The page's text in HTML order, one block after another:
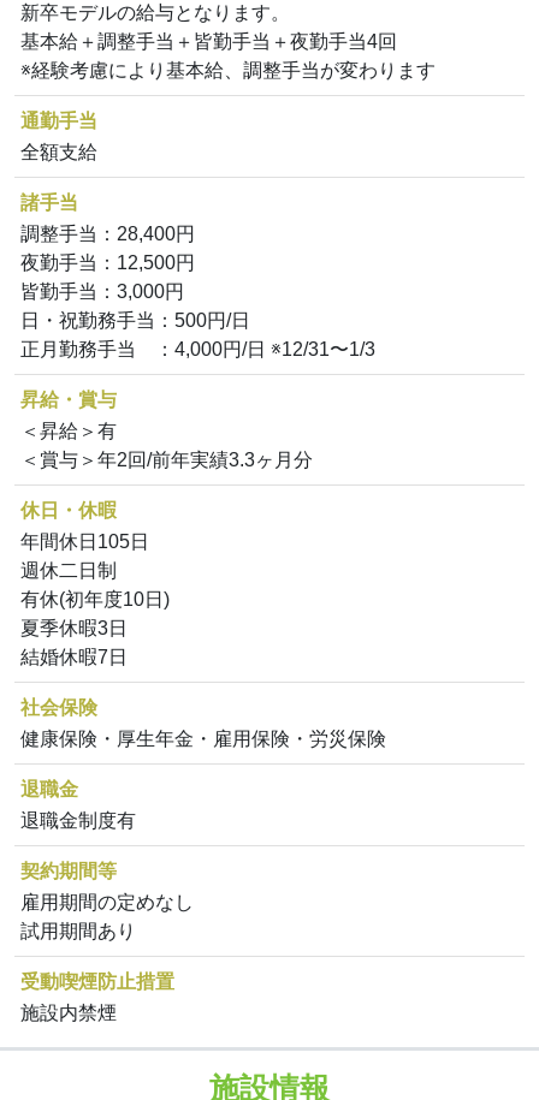
新卒モデルの給与となります。
基本給＋調整手当＋皆勤手当＋夜勤手当4回
※経験考慮により基本給、調整手当が変わります
通勤手当
全額支給
諸手当
調整手当：28,400円
夜勤手当：12,500円
皆勤手当：3,000円
日・祝勤務手当：500円/日
正月勤務手当 ：4,000円/日 ※12/31〜1/3
昇給・賞与
＜昇給＞有
＜賞与＞年2回/前年実績3.3ヶ月分
休日・休暇
年間休日105日
週休二日制
有休(初年度10日)
夏季休暇3日
結婚休暇7日
社会保険
健康保険・厚生年金・雇用保険・労災保険
退職金
退職金制度有
契約期間等
雇用期間の定めなし
試用期間あり
受動喫煙防止措置
施設内禁煙
施設情報